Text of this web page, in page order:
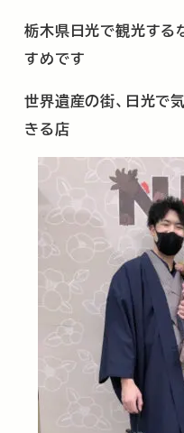
栃木県日光で観光する
すめです
世界遺産の街、日光で
きる店